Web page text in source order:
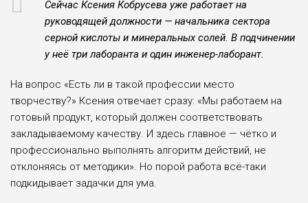
Сейчас Ксения Кобрусева уже работает на
руководящей должности — начальника сектора
серной кислоты и минеральных солей. В подчинении
у неё три лаборанта и один инженер-лаборант.
На вопрос «Есть ли в такой профессии место
творчеству?» Ксения отвечает сразу: «Мы работаем на
готовый продукт, который должен соответствовать
закладываемому качеству. И здесь главное — чётко и
профессионально выполнять алгоритм действий, не
отклоняясь от методики». Но порой работа всё-таки
подкидывает задачки для ума.